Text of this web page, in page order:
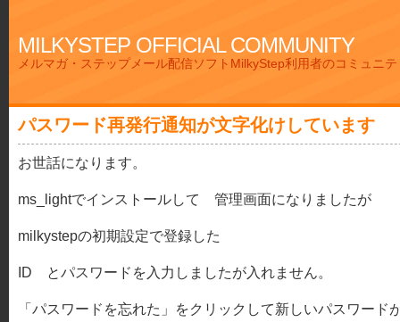
MILKYSTEP OFFICIAL COMMUNITY
メルマガ・ステップメール配信ソフトMilkyStep利用者のコミュニ
パスワード再発行通知が文字化けしています
お世話になります。
ms_lightでインストールして 管理画面になりましたが
milkystepの初期設定で登録した
ID とパスワードを入力しましたが入れません。
「パスワードを忘れた」をクリックして新しいパスワード